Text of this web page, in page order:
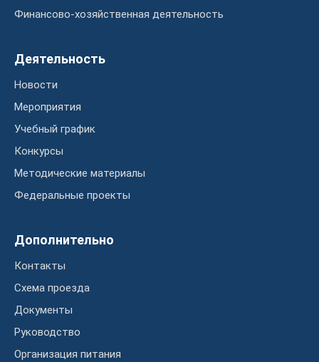
Финансово-хозяйственная деятельность
Деятельность
Новости
Мероприятия
Учебный график
Конкурсы
Методические материалы
Федеральные проекты
Дополнительно
Контакты
Схема проезда
Документы
Руководство
Организация питания